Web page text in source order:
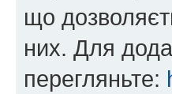
що
них. Для
перегляньте: